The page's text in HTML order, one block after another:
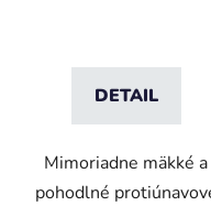
DETAIL
Mimoriadne mäkké a
pohodlné